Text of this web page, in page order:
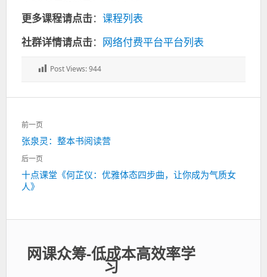
更多课程请点击： 课程列表
社群详情请点击： 网络付费平台平台列表
Post Views:944
文
章
导
航
前一页
上
一
张泉灵：整本书阅读营
后一页
下
一
十点课堂《何芷仪：优雅体态四步曲，让你成为气质女
人》
网课众筹-低成本高效率学
习